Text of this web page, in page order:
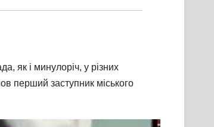
як і минулоріч, у різних
перший заступник міського